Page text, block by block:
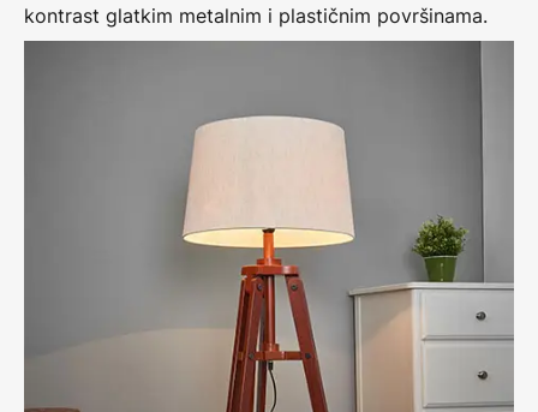
kontrast glatkim metalnim i plastičnim površinama.